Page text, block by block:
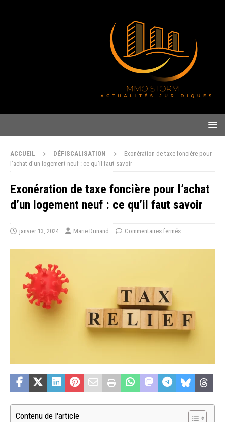
ACCUEIL DÉFISCALISATION
Exonération de taxe foncière pour
l’achat d’un logement neuf : ce qu’il faut savoir
Exonération de taxe foncière pour l’achat
d’un logement neuf : ce qu’il faut savoir
janvier 13, 2024 Marie Dunand Commentaires fermés
Contenu de l'article